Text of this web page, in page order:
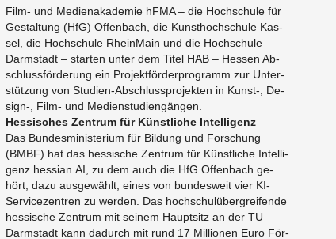
Film- und Me­di­en­aka­de­mie hFMA – die Hoch­schu­le für
Ge­stal­tung (HfG) Of­fen­bach, die Kunst­hoch­schu­le Kas­
sel, die Hoch­schu­le Rhein­Main und die Hoch­schu­le
Darm­stadt – star­ten unter dem Titel HAB – Hes­sen Ab­
schluss­för­de­rung ein Pro­jekt­för­der­pro­gramm zur Un­ter­
stüt­zung von Stu­di­en-Ab­schluss­pro­jek­ten in Kunst-, De­
sign-, Film- und Me­di­en­stu­di­en­gän­gen.
Hes­si­sches Zen­trum für Künst­li­che In­tel­li­genz
Das Bun­des­mi­nis­te­ri­um für Bil­dung und For­schung
(BMBF) hat das hes­si­sche Zen­trum für Künst­li­che In­tel­li­
genz hessian.​AI, zu dem auch die HfG Of­fen­bach ge­
hört, dazu aus­ge­wählt, eines von bun­des­weit vier KI-
Ser­vice­zen­tren zu wer­den. Das hoch­schul­über­grei­fen­de
hes­si­sche Zen­trum mit sei­nem Haupt­sitz an der TU
Darm­stadt kann da­durch mit rund 17 Mil­lio­nen Euro För­